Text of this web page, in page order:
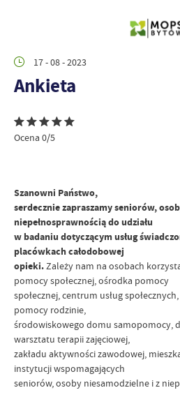
17 - 08 - 2023
Ankieta
Ocena 0/5
Szanowni Państwo,
serdecznie zapraszamy seniorów,
niepełnosprawnością do udziału
w badaniu dotyczącym usług
placówkach całodobowej
opieki.Zależy nam na osobach
pomocy społecznej, ośrodka pomocy
społecznej, centrum usług
pomocy rodzinie,
środowiskowego domu samopomocy,
warsztatu terapii zajęciowej,
zakładu aktywności zawodowej,
instytucji wspomagających
seniorów, osoby niesamodzielne i z